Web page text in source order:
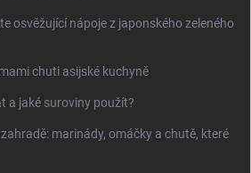
osvěžující nápoje z japonského zeleného
chuti asijské kuchyně
a jaké suroviny použít?
marinády, omáčky a chutě, které